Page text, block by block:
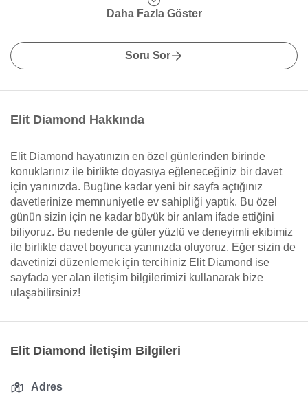
Daha Fazla Göster
Soru Sor
Elit Diamond Hakkında
Elit Diamond hayatınızın en özel günlerinden birinde
konuklarınız ile birlikte doyasıya eğleneceğiniz bir davet
için yanınızda. Bugüne kadar yeni bir sayfa açtığınız
davetlerinize memnuniyetle ev sahipliği yaptık. Bu özel
günün sizin için ne kadar büyük bir anlam ifade ettiğini
biliyoruz. Bu nedenle de güler yüzlü ve deneyimli ekibimiz
ile birlikte davet boyunca yanınızda oluyoruz. Eğer sizin de
davetinizi düzenlemek için tercihiniz Elit Diamond ise
sayfada yer alan iletişim bilgilerimizi kullanarak bize
ulaşabilirsiniz!
Elit Diamond İletişim Bilgileri
Adres